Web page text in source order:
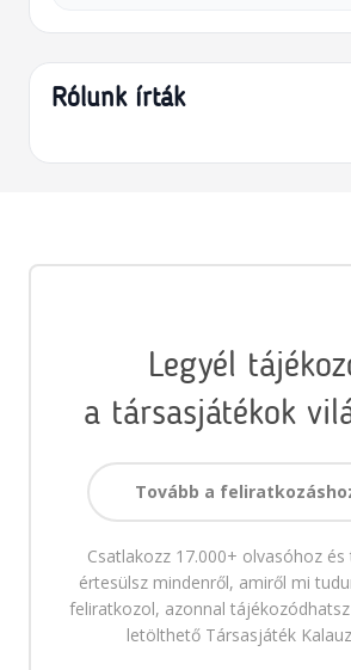
Rólunk írták
Legyél
a társasjátékok
Tovább a
Csatlakozz 17.000+ olvasóhoz
értesülsz mindenről, amiről mi
feliratkozol, azonnal
letölthető Társasjáték